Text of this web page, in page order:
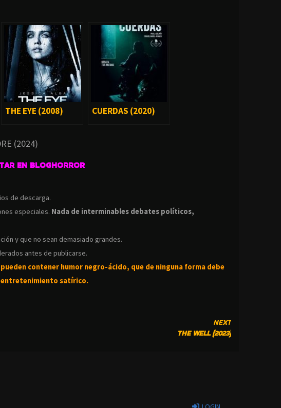
THE EYE (2008) CUERDAS (2020)
(2024)
EN BLOGHORROR
de descarga.
especiales. Nada de interminables debates políticos,
y que no sean demasiado grandes.
antes de publicarse.
pueden contener humor negro-ácido, que de ninguna forma debe
entretenimiento satírico.
NEXT
THE WELL (2023)